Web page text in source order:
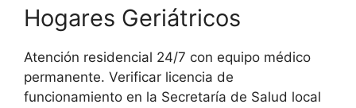
Hogares Geriátricos
Atención residencial 24/7 con equipo médico
permanente. Verificar licencia de
funcionamiento en la Secretaría de Salud local